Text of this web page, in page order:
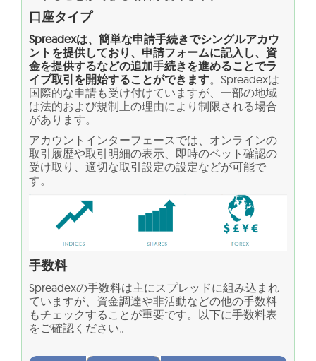
口座タイプ
Spreadexは、簡単な申請手続きでシングルアカウ
ントを提供しており、申請フォームに記入し、資
金を提供するなどの追加手続きを進めることでラ
イブ取引を開始することができます。Spreadexは
国際的な申請も受け付けていますが、一部の地域
は法的および規制上の理由により制限される場合
があります。
アカウントインターフェースでは、オンラインの
取引履歴や取引明細の表示、即時のベット確認の
受け取り、適切な取引設定の設定などが可能で
す。
手数料
Spreadexの手数料は主にスプレッドに組み込まれ
ていますが、資金調達や非活動などの他の手数料
もチェックすることが重要です。以下に手数料表
をご確認ください。